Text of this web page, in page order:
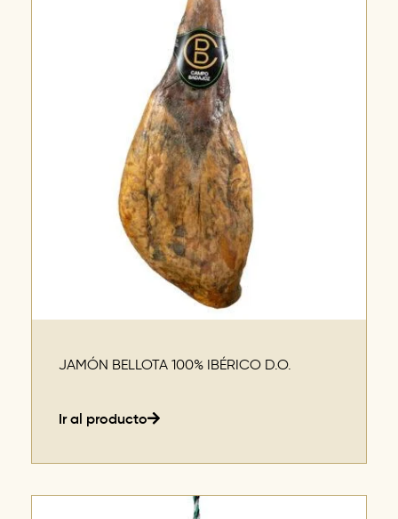
JAMÓN BELLOTA 100% IBÉRICO D.O.
Ir al producto